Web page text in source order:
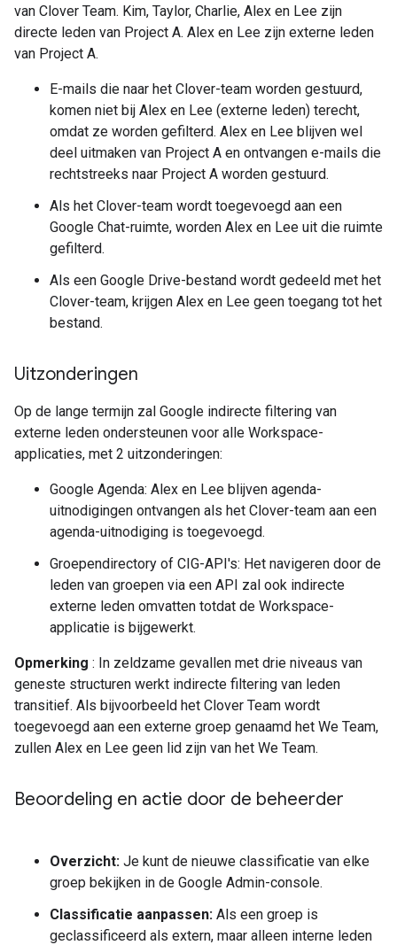
van Clover Team. Kim, Taylor, Charlie, Alex en Lee zijn
directe leden van Project A. Alex en Lee zijn externe leden
van Project A.
E-mails die naar het Clover-team worden gestuurd,
komen niet bij Alex en Lee (externe leden) terecht,
omdat ze worden gefilterd. Alex en Lee blijven wel
deel uitmaken van Project A en ontvangen e-mails die
rechtstreeks naar Project A worden gestuurd.
Als het Clover-team wordt toegevoegd aan een
Google Chat-ruimte, worden Alex en Lee uit die ruimte
gefilterd.
Als een Google Drive-bestand wordt gedeeld met het
Clover-team, krijgen Alex en Lee geen toegang tot het
bestand.
Uitzonderingen
Op de lange termijn zal Google indirecte filtering van
externe leden ondersteunen voor alle Workspace-
applicaties, met 2 uitzonderingen:
Google Agenda: Alex en Lee blijven agenda-
uitnodigingen ontvangen als het Clover-team aan een
agenda-uitnodiging is toegevoegd.
Groependirectory of CIG-API's: Het navigeren door de
leden van groepen via een API zal ook indirecte
externe leden omvatten totdat de Workspace-
applicatie is bijgewerkt.
Opmerking : In zeldzame gevallen met drie niveaus van
geneste structuren werkt indirecte filtering van leden
transitief. Als bijvoorbeeld het Clover Team wordt
toegevoegd aan een externe groep genaamd het We Team,
zullen Alex en Lee geen lid zijn van het We Team.
Beoordeling en actie door de beheerder
Overzicht: Je kunt de nieuwe classificatie van elke
groep bekijken in de Google Admin-console.
Classificatie aanpassen: Als een groep is
geclassificeerd als extern, maar alleen interne leden